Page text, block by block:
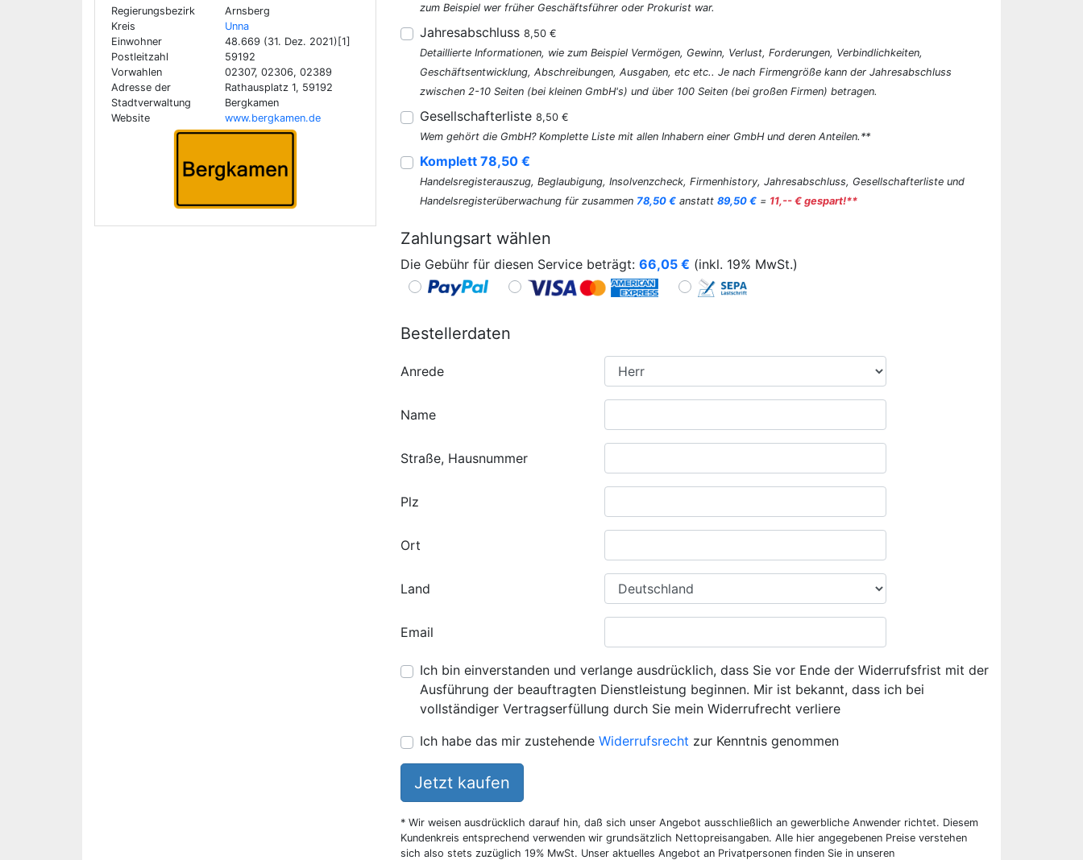
Regierungsbezirk
Arnsberg
Kreis
Unna
Einwohner
48.669 (31. Dez. 2021)[1]
Postleitzahl
59192
Vorwahlen
02307, 02306, 02389
Adresse der
Stadtverwaltung
Rathausplatz 1, 59192
Bergkamen
Website
www.bergkamen.de
zum Beispiel wer früher Geschäftsführer oder Prokurist war.
Jahresabschluss 8,50 €
Detaillierte Informationen, wie zum Beispiel Vermögen, Gewinn, Verlust, Forderungen, Verbindlichkeiten,
Geschäftsentwicklung, Abschreibungen, Ausgaben, etc etc.. Je nach Firmengröße kann der Jahresabschluss
zwischen 2-10 Seiten (bei kleinen GmbH's) und über 100 Seiten (bei großen Firmen) betragen.
Gesellschafterliste 8,50 €
Wem gehört die GmbH? Komplette Liste mit allen Inhabern einer GmbH und deren Anteilen.**
Komplett 78,50 €
Handelsregisterauszug, Beglaubigung, Insolvenzcheck, Firmenhistory, Jahresabschluss, Gesellschafterliste und
Handelsregisterüberwachung für zusammen 78,50 € anstatt 89,50 € = 11,-- € gespart!**
Zahlungsart wählen
Die Gebühr für diesen Service beträgt: 66,05 € (inkl. 19% MwSt.)
Bestellerdaten
Anrede
Name
Straße, Hausnummer
Plz
Ort
Land
Email
Ich bin einverstanden und verlange ausdrücklich, dass Sie vor Ende der Widerrufsfrist mit der
Ausführung der beauftragten Dienstleistung beginnen. Mir ist bekannt, dass ich bei
vollständiger Vertragserfüllung durch Sie mein Widerrufrecht verliere
Ich habe das mir zustehende Widerrufsrecht zur Kenntnis genommen
Jetzt kaufen
* Wir weisen ausdrücklich darauf hin, daß sich unser Angebot ausschließlich an gewerbliche Anwender richtet. Diesem
Kundenkreis entsprechend verwenden wir grundsätzlich Nettopreisangaben. Alle hier angegebenen Preise verstehen
sich also stets zuzüglich 19% MwSt. Unser aktuelles Angebot an Privatpersonen finden Sie in unseren